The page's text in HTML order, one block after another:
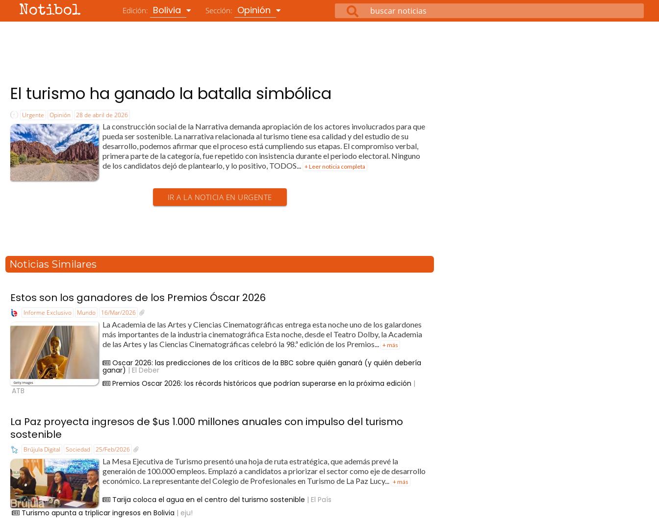
Notibol Edición: Bolivia Sección: Opinión
El turismo ha ganado la batalla simbólica
Urgente Opinión 28 de abril de 2026
La construcción social de la Narrativa demanda apropiación de los actores involucrados para que
pueda ser sostenible. La narrativa relacionada al turismo tiene esa calidad y del estudio de su
desarrollo, podemos afirmar que el proceso está cumpliendo sus etapas. El compromiso verbal,
primera parte de la categoría, fue repetido con insistencia durante el periodo electoral. Ninguno
de los candidatos dejó de plantearlo, y lo positivo, TODOS... + Leer noticia completa
IR A LA NOTICIA EN URGENTE
Noticias Similares
Estos son los ganadores de los Premios Óscar 2026
Informe Exclusivo Mundo 16/Mar/2026
La Academia de las Artes y Ciencias Cinematográficas entrega esta noche uno de los galardones
más importantes de la industria cinematográfica Esta noche, desde el Teatro Dolby, la Academia
de las Artes y las Ciencias Cinematográficas celebró la 98.ª edición de los Premios...
+ más
Oscar 2026: las predicciones de los críticos de la BBC sobre quién ganará (y quién debería
ganar) | El Deber
Premios Oscar 2026: los récords históricos que podrían superarse en la próxima edición |
ATB
La Paz proyecta ingresos de $us 1.000 millones anuales con impulso del turismo
sostenible
Brújula Digital Sociedad 25/Feb/2026
La Mesa Ejecutiva de Turismo presentó una hoja de ruta estratégica, que además prevé la
generaión de 100.000 empleos. Emplazó a candidatos a priorizar el sector como eje de desarrollo
económico. La representante del Colegio de Profesionales en Turismo de La Paz Lucy... + más
Tarija coloca el agua en el centro del turismo sostenible | El País
Turismo apunta a triplicar ingresos en Bolivia | eju!